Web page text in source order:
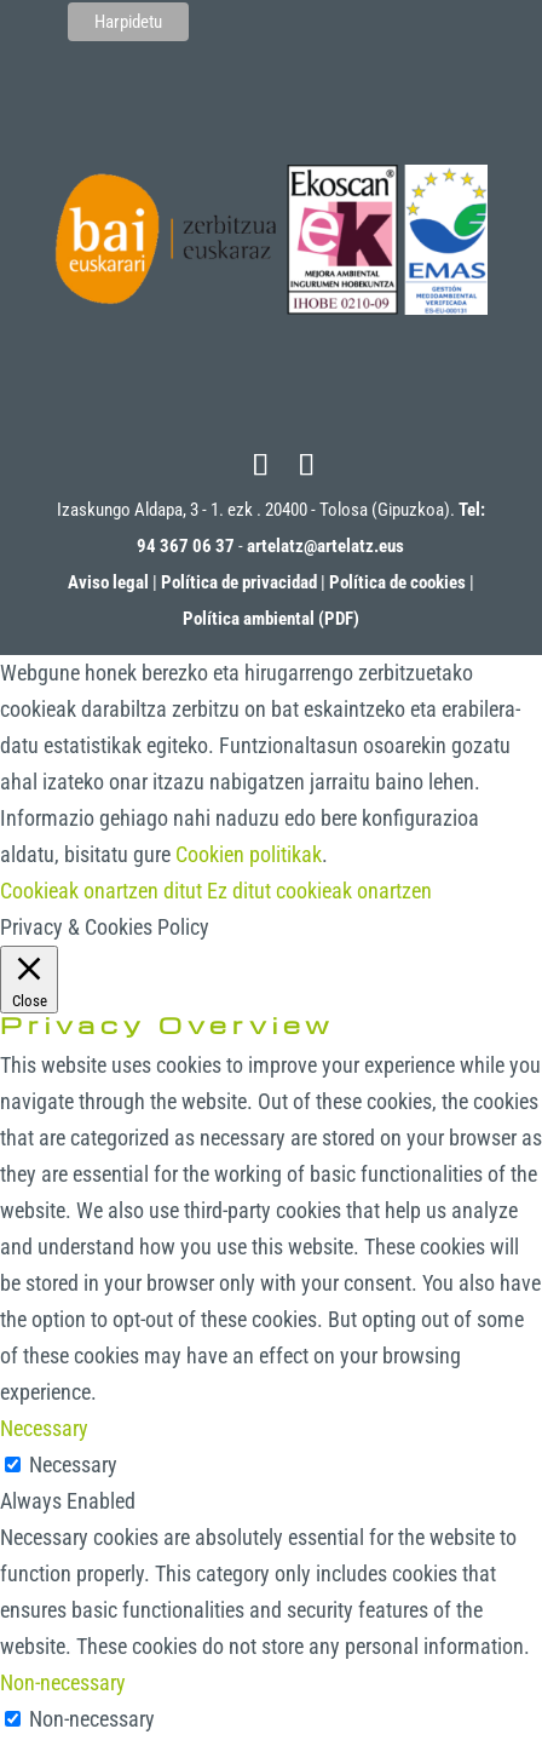
Izaskungo Aldapa, 3 - 1. ezk . 20400 - Tolosa (Gipuzkoa). Tel:
94 367 06 37 -artelatz@artelatz.eus
Aviso legal | Política de privacidad | Política de cookies|
Política ambiental (PDF)
Webgune honek berezko eta hirugarrengo zerbitzuetako
cookieak darabiltza zerbitzu on bat eskaintzeko eta erabilera-
datu estatistikak egiteko. Funtzionaltasun osoarekin gozatu
ahal izateko onar itzazu nabigatzen jarraitu baino lehen.
Informazio gehiago nahi naduzu edo bere konfigurazioa
aldatu, bisitatu gure Cookien politikak.
Cookieak onartzen ditut Ez ditut cookieak onartzen
Privacy & Cookies Policy
Close
Privacy Overview
This website uses cookies to improve your experience while you
navigate through the website. Out of these cookies, the cookies
that are categorized as necessary are stored on your browser as
they are essential for the working of basic functionalities of the
website. We also use third-party cookies that help us analyze
and understand how you use this website. These cookies will
be stored in your browser only with your consent. You also have
the option to opt-out of these cookies. But opting out of some
of these cookies may have an effect on your browsing
experience.
Necessary
Necessary
Always Enabled
Necessary cookies are absolutely essential for the website to
function properly. This category only includes cookies that
ensures basic functionalities and security features of the
website. These cookies do not store any personal information.
Non-necessary
Non-necessary